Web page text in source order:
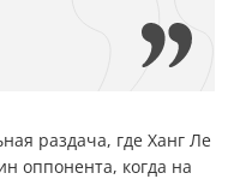
раздача, где Ханг Ле
оппонента, когда на